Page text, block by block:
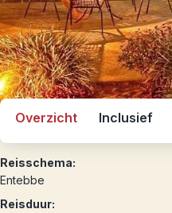
Overzicht Inclusief
Reisschema:
Entebbe
Reisduur: